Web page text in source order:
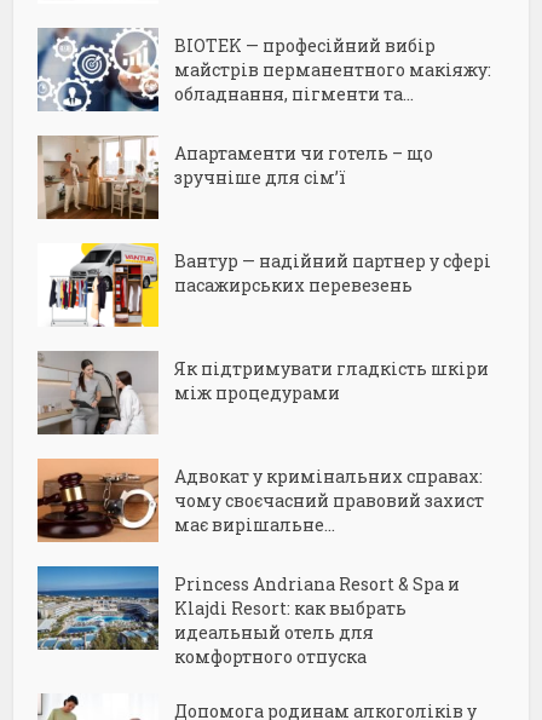
BIOTEK — професійний вибір
майстрів перманентного макіяжу:
обладнання, пігменти та...
Апартаменти чи готель – що
зручніше для сім’ї
Вантур — надійний партнер у сфері
пасажирських перевезень
Як підтримувати гладкість шкіри
між процедурами
Адвокат у кримінальних справах:
чому своєчасний правовий захист
має вирішальне...
Princess Andriana Resort & Spa и
Klajdi Resort: как выбрать
идеальный отель для
комфортного отпуска
Допомога родинам алкоголіків у